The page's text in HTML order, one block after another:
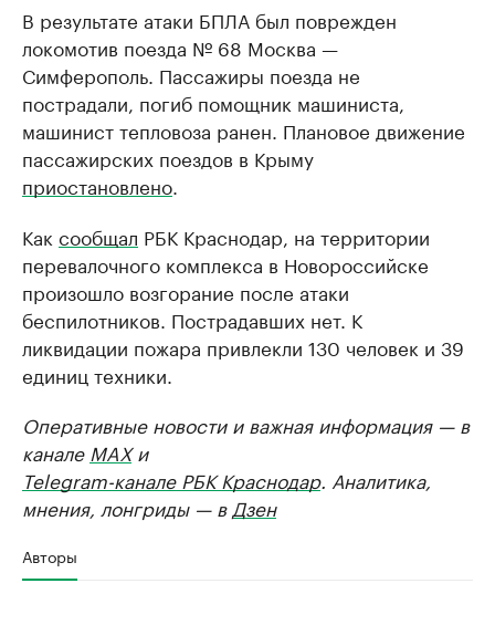
В результате атаки БПЛА был поврежден
локомотив поезда № 68 Москва —
Симферополь. Пассажиры поезда не
пострадали, погиб помощник машиниста,
машинист тепловоза ранен. Плановое движение
пассажирских поездов в Крыму
приостановлено
Как сообщал РБК Краснодар, на территории
перевалочного комплекса в Новороссийске
произошло возгорание после атаки
беспилотников. Пострадавших нет. К
ликвидации пожара привлекли 130 человек и 39
единиц техники.
Оперативные новости и важная информация — в
канале MAXи
Telegram-канале РБК Краснодар. Аналитика,
мнения, лонгриды — в Дзен
Авторы